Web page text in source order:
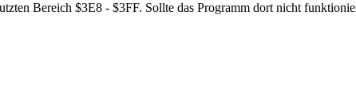
Bereich $3E8 - $3FF. Sollte das Programm dort nicht